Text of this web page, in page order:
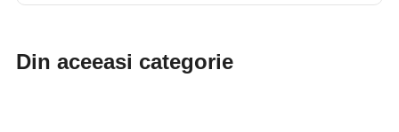
Din aceeasi categorie